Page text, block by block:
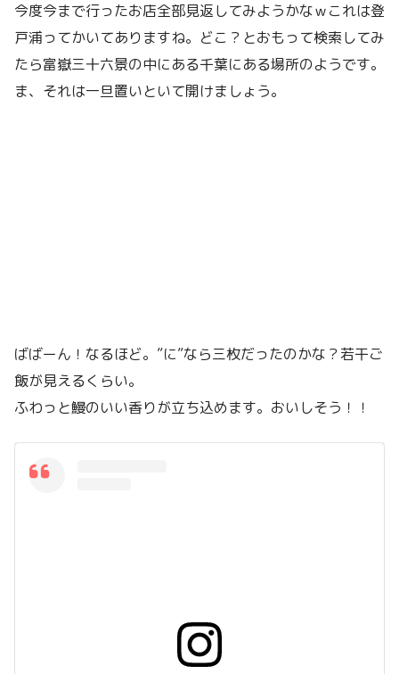
今度今まで行ったお店全部見返してみようかなｗこれは登
戸浦ってかいてありますね。どこ？とおもって検索してみ
たら富嶽三十六景の中にある千葉にある場所のようです。
ま、それは一旦置いといて開けましょう。
ばばーん！なるほど。”に”なら三枚だったのかな？若干ご
飯が見えるくらい。
ふわっと鰻のいい香りが立ち込めます。おいしそう！！